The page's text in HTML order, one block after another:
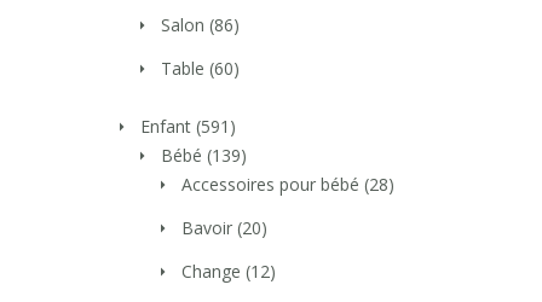
Salon (86)
Table (60)
Enfant (591)
Bébé (139)
Accessoires pour bébé (28)
Bavoir (20)
Change (12)